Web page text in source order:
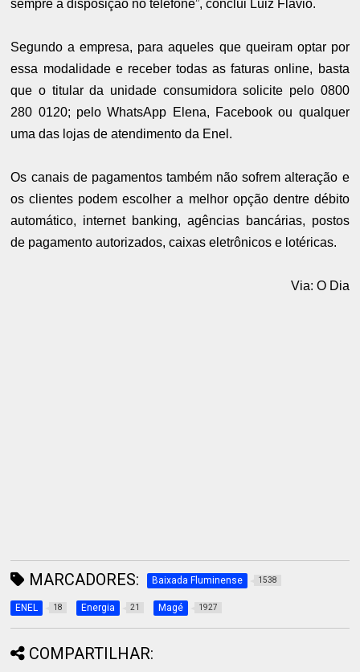
sempre à disposição no telefone”, conclui Luiz Flávio.
Segundo a empresa, para aqueles que queiram optar por
essa modalidade e receber todas as faturas online, basta
que o titular da unidade consumidora solicite pelo 0800
280 0120; pelo WhatsApp Elena, Facebook ou qualquer
uma das lojas de atendimento da Enel.
Os canais de pagamentos também não sofrem alteração e
os clientes podem escolher a melhor opção dentre débito
automático, internet banking, agências bancárias, postos
de pagamento autorizados, caixas eletrônicos e lotéricas.
Via: O Dia
MARCADORES: Baixada Fluminense 1538
ENEL 18 Energia 21 Magé 1927
COMPARTILHAR: